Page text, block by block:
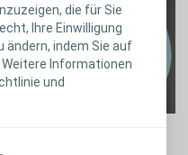
die für Sie
Ihre Einwilligung
ändern, indem Sie auf
Weitere Informationen
und
Ihrem Darm?